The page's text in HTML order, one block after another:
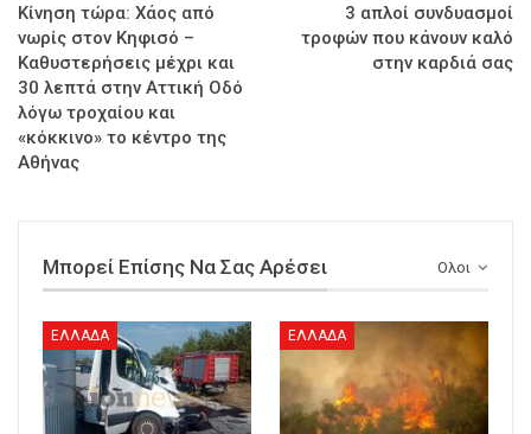
Κίνηση τώρα: Χάος από
νωρίς στον Κηφισό –
Καθυστερήσεις μέχρι και
30 λεπτά στην Αττική Οδό
λόγω τροχαίου και
«κόκκινο» το κέντρο της
Αθήνας
3 απλοί συνδυασμοί
τροφών που κάνουν καλό
στην καρδιά σας
Ολοι
Μπορεί Επίσης Να Σας Αρέσει
ΕΛΛΑΔΑ ΕΛΛΑΔΑ